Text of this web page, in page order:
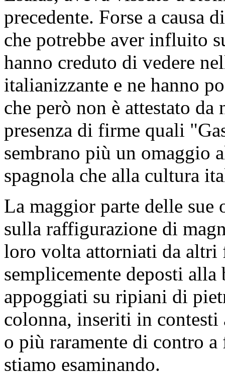
precedente. Forse a causa
che potrebbe aver influito
hanno creduto di vedere
italianizzante e ne hanno
che però non è attestato
presenza di firme quali
sembrano più un omaggio
spagnola che alla cultura
La maggior parte delle sue
sulla raffigurazione di
loro volta attorniati da
semplicemente deposti
appoggiati su ripiani di
colonna, inseriti in
o più raramente di contro
stiamo esaminando.